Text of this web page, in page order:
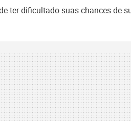
ter dificultado suas chances de